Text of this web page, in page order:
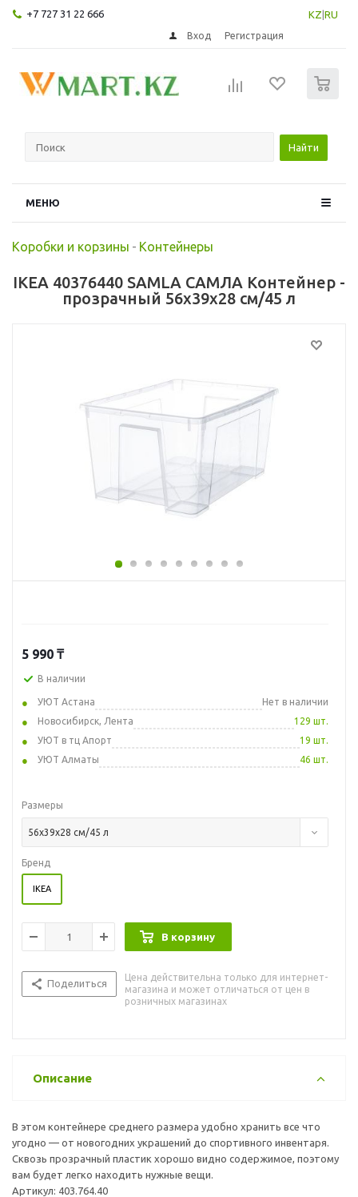
+7 727 31 22 666 KZ RU
Вход Регистрация
Найти
МЕНЮ
Коробки и корзины - Контейнеры
IKEA 40376440 SAMLA САМЛА Контейнер -
прозрачный 56x39x28 см/45 л
5 990 ₸
В наличии
УЮТ Астана
Нет в наличии
Новосибирск, Лента
129 шт.
УЮТ в тц Апорт
19 шт.
УЮТ Алматы
46 шт.
Размеры
56x39x28 см/45 л
Бренд
IKEA
В корзину
Поделиться
Цена действительна только для интернет-
магазина и может отличаться от цен в
розничных магазинах
Описание
В этом контейнере среднего размера удобно хранить все что
угодно — от новогодних украшений до спортивного инвентаря.
Сквозь прозрачный пластик хорошо видно содержимое, поэтому
вам будет легко находить нужные вещи.
Артикул: 403.764.40